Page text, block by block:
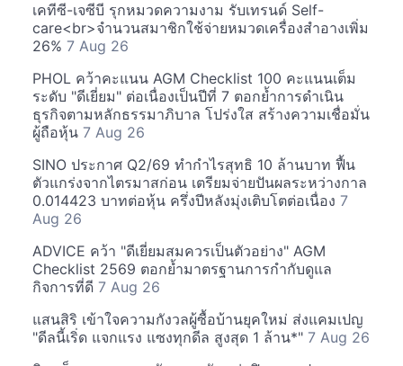
เคทีซี-เจซีบี รุกหมวดความงาม รับเทรนด์ Self-
care<br>จำนวนสมาชิกใช้จ่ายหมวดเครื่องสำอางเพิ่ม
26% 7 Aug 26
PHOL คว้าคะแนน AGM Checklist 100 คะแนนเต็ม
ระดับ "ดีเยี่ยม" ต่อเนื่องเป็นปีที่ 7 ตอกย้ำการดำเนิน
ธุรกิจตามหลักธรรมาภิบาล โปร่งใส สร้างความเชื่อมั่น
ผู้ถือหุ้น 7 Aug 26
SINO ประกาศ Q2/69 ทำกำไรสุทธิ 10 ล้านบาท ฟื้น
ตัวแกร่งจากไตรมาสก่อน เตรียมจ่ายปันผลระหว่างกาล
0.014423 บาทต่อหุ้น ครึ่งปีหลังมุ่งเติบโตต่อเนื่อง 7
Aug 26
ADVICE คว้า "ดีเยี่ยมสมควรเป็นตัวอย่าง" AGM
Checklist 2569 ตอกย้ำมาตรฐานการกำกับดูแล
กิจการที่ดี 7 Aug 26
แสนสิริ เข้าใจความกังวลผู้ซื้อบ้านยุคใหม่ ส่งแคมเปญ
"ดีลนี้เริ่ด แจกแรง แซงทุกดีล สูงสุด 1 ล้าน*" 7 Aug 26